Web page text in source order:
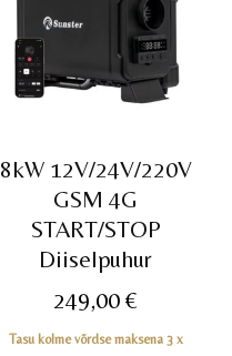
8kW 12V/24V/220V
GSM 4G
START/STOP
Diiselpuhur
249,00€
Tasu kolme võrdse maksena 3 x